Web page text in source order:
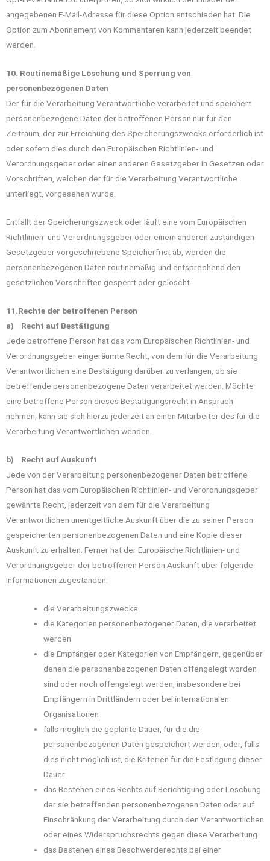
angegebenen E-Mail-Adresse für diese Option entschieden hat. Die
Option zum Abonnement von Kommentaren kann jederzeit beendet
werden.
10. Routinemäßige Löschung und Sperrung von
personenbezogenen Daten
Der für die Verarbeitung Verantwortliche verarbeitet und speichert
personenbezogene Daten der betroffenen Person nur für den
Zeitraum, der zur Erreichung des Speicherungszwecks erforderlich ist
oder sofern dies durch den Europäischen Richtlinien- und
Verordnungsgeber oder einen anderen Gesetzgeber in Gesetzen oder
Vorschriften, welchen der für die Verarbeitung Verantwortliche
unterliegt, vorgesehen wurde.
Entfällt der Speicherungszweck oder läuft eine vom Europäischen
Richtlinien- und Verordnungsgeber oder einem anderen zuständigen
Gesetzgeber vorgeschriebene Speicherfrist ab, werden die
personenbezogenen Daten routinemäßig und entsprechend den
gesetzlichen Vorschriften gesperrt oder gelöscht.
11.Rechte der betroffenen Person
a) Recht auf Bestätigung
Jede betroffene Person hat das vom Europäischen Richtlinien- und
Verordnungsgeber eingeräumte Recht, von dem für die Verarbeitung
Verantwortlichen eine Bestätigung darüber zu verlangen, ob sie
betreffende personenbezogene Daten verarbeitet werden. Möchte
eine betroffene Person dieses Bestätigungsrecht in Anspruch
nehmen, kann sie sich hierzu jederzeit an einen Mitarbeiter des für die
Verarbeitung Verantwortlichen wenden.
b) Recht auf Auskunft
Jede von der Verarbeitung personenbezogener Daten betroffene
Person hat das vom Europäischen Richtlinien- und Verordnungsgeber
gewährte Recht, jederzeit von dem für die Verarbeitung
Verantwortlichen unentgeltliche Auskunft über die zu seiner Person
gespeicherten personenbezogenen Daten und eine Kopie dieser
Auskunft zu erhalten. Ferner hat der Europäische Richtlinien- und
Verordnungsgeber der betroffenen Person Auskunft über folgende
Informationen zugestanden:
die Verarbeitungszwecke
die Kategorien personenbezogener Daten, die verarbeitet
werden
die Empfänger oder Kategorien von Empfängern, gegenüber
denen die personenbezogenen Daten offengelegt worden
sind oder noch offengelegt werden, insbesondere bei
Empfängern in Drittländern oder bei internationalen
Organisationen
falls möglich die geplante Dauer, für die die
personenbezogenen Daten gespeichert werden, oder, falls
dies nicht möglich ist, die Kriterien für die Festlegung dieser
Dauer
das Bestehen eines Rechts auf Berichtigung oder Löschung
der sie betreffenden personenbezogenen Daten oder auf
Einschränkung der Verarbeitung durch den Verantwortlichen
oder eines Widerspruchsrechts gegen diese Verarbeitung
das Bestehen eines Beschwerderechts bei einer